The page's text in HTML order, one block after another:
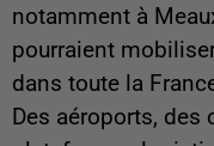
notamment à
pourraient
dans toute la
Des aéroports, des